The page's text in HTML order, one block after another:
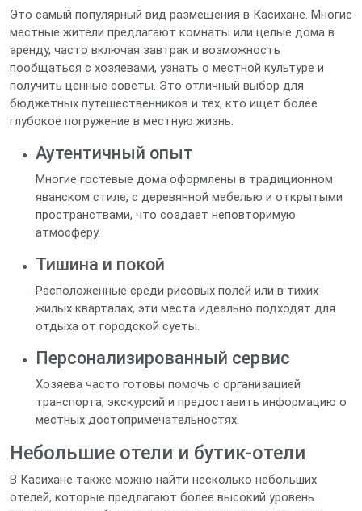
Это самый популярный вид размещения в Касихане. Многие
местные жители предлагают комнаты или целые дома в
аренду, часто включая завтрак и возможность
пообщаться с хозяевами, узнать о местной культуре и
получить ценные советы. Это отличный выбор для
бюджетных путешественников и тех, кто ищет более
глубокое погружение в местную жизнь.
Аутентичный опыт
Многие гостевые дома оформлены в традиционном
яванском стиле, с деревянной мебелью и открытыми
пространствами, что создает неповторимую
атмосферу.
Тишина и покой
Расположенные среди рисовых полей или в тихих
жилых кварталах, эти места идеально подходят для
отдыха от городской суеты.
Персонализированный сервис
Хозяева часто готовы помочь с организацией
транспорта, экскурсий и предоставить информацию о
местных достопримечательностях.
Небольшие отели и бутик-отели
В Касихане также можно найти несколько небольших
отелей, которые предлагают более высокий уровень